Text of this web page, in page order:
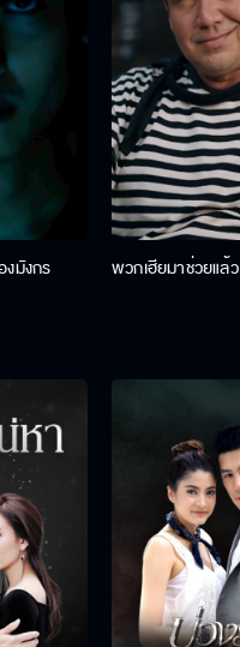
งมังกร พวกเฮียมาช่วยแล้ว